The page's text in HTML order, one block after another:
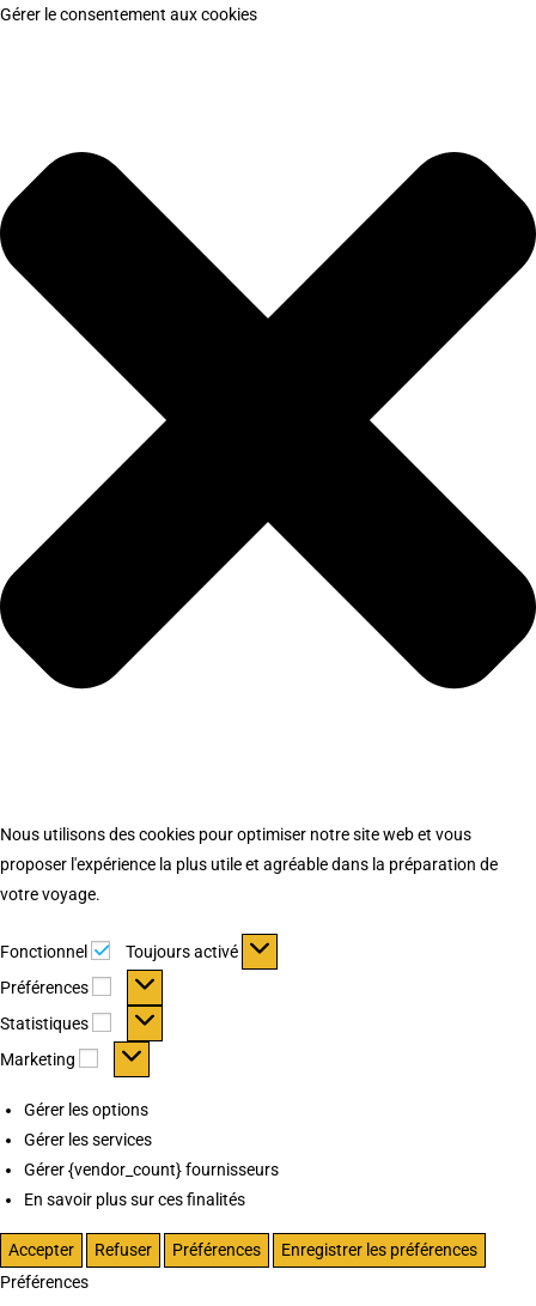
Gérer le consentement aux cookies
Nous utilisons des cookies pour optimiser notre site web et vous
proposer l'expérience la plus utile et agréable dans la préparation de
votre voyage.
Fonctionnel Fonctionnel
Toujours activé
Préférences
Préférences
Statistiques Statistiques
Marketing Marketing
Gérer les options
Gérer les services
Gérer {vendor_count} fournisseurs
En savoir plus sur ces finalités
Accepter Refuser Préférences
Enregistrer les préférences
Préférences